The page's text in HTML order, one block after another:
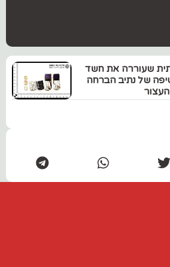
שעוררה את חשד
של נתיב הברחה